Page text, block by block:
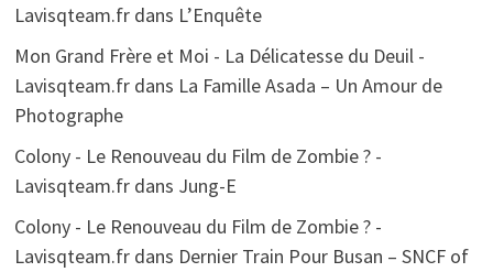
Lavisqteam.frdans L’Enquête
Mon Grand Frère et Moi - La Délicatesse du Deuil -
Lavisqteam.frdans La Famille Asada – Un Amour de
Photographe
Colony - Le Renouveau du Film de Zombie ? -
Lavisqteam.frdans Jung-E
Colony - Le Renouveau du Film de Zombie ? -
Lavisqteam.frdans Dernier Train Pour Busan – SNCF of